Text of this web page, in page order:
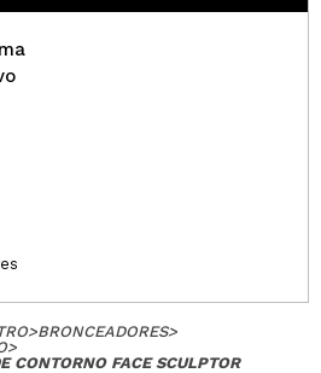
>BRONCEADORES>
>
CONTORNO FACE SCULPTOR